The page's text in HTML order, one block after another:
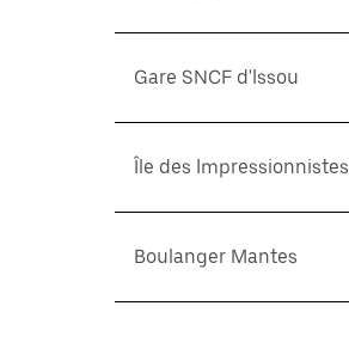
Gare SNCF d'Issou
Île des Impressionnistes
Boulanger Mantes